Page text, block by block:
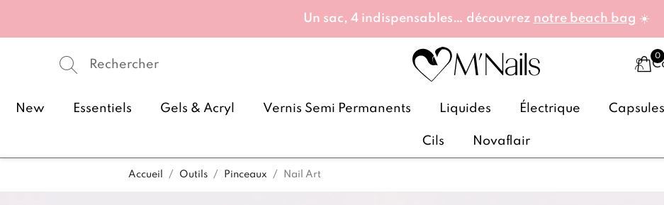
Un sac, 4 indispensables… découvrez notre beach bag ☀️
New Essentiels Gels & Acryl Vernis Semi Permanents Liquides Électrique
Cils Novaflair
Accueil Outils Pinceaux Nail Art